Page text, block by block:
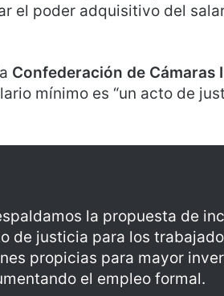
el poder adquisitivo del
Confederación de Cámaras
mínimo es “un acto de
la propuesta de
de justicia para los
propicias para mayor
el empleo formal.